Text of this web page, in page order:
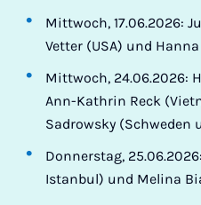
Mittwoch, 17.06.2026:
Vetter (USA) und
Mittwoch, 24.06.2026:
Ann-Kathrin Reck
Sadrowsky (Schweden
Donnerstag,
Istanbul) und Melina